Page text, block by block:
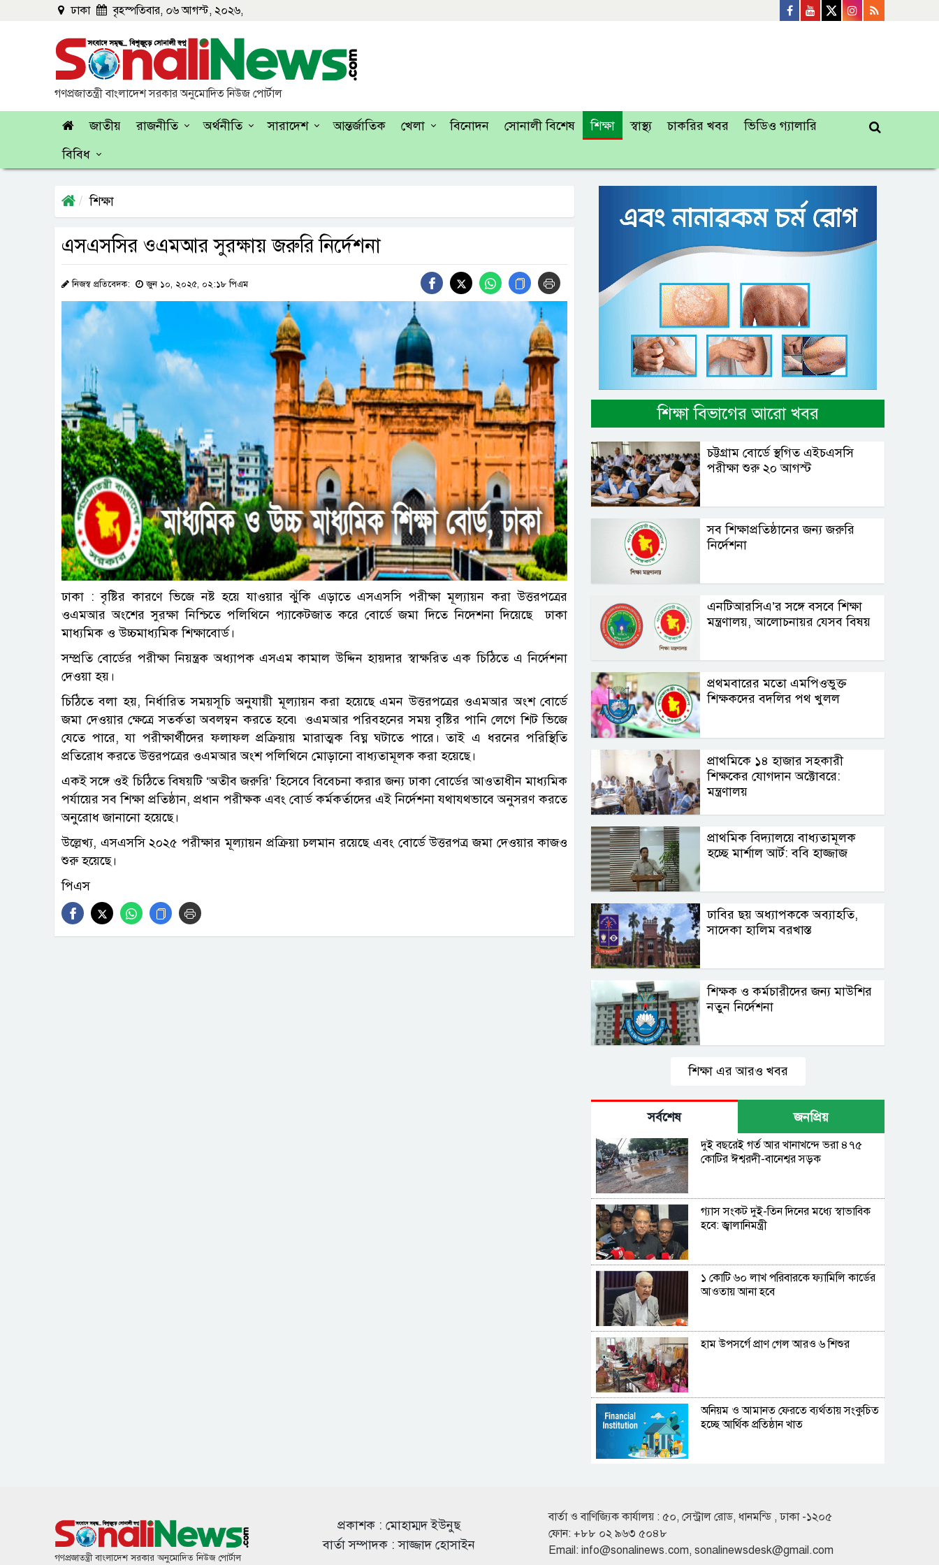
ঢাকা বৃহস্পতিবার, ০৬ আগস্ট, ২০২৬,
গণপ্রজাতন্ত্রী বাংলাদেশ সরকার অনুমোদিত নিউজ পোর্টাল
জাতীয় রাজনীতি অর্থনীতি সারাদেশ আন্তর্জাতিক খেলা বিনোদন সোনালী বিশেষ শিক্ষা স্বাস্থ্য চাকরির খবর
ভিডিও গ্যালারি
বিবিধ
শিক্ষা
এসএসসির ওএমআর সুরক্ষায় জরুরি নির্দেশনা
নিজস্ব প্রতিবেদক: জুন ১০, ২০২৫, ০২:১৮ পিএম
ঢাকা : বৃষ্টির কারণে ভিজে নষ্ট হয়ে যাওয়ার ঝুঁকি এড়াতে এসএসসি পরীক্ষা মূল্যায়ন করা উত্তরপত্রের
ওএমআর অংশের সুরক্ষা নিশ্চিতে পলিথিনে প্যাকেটজাত করে বোর্ডে জমা দিতে নিদেশনা দিয়েছে ঢাকা
মাধ্যমিক ও উচ্চমাধ্যমিক শিক্ষাবোর্ড।
সম্প্রতি বোর্ডের পরীক্ষা নিয়ন্ত্রক অধ্যাপক এসএম কামাল উদ্দিন হায়দার স্বাক্ষরিত এক চিঠিতে এ নির্দেশনা
দেওয়া হয়।
চিঠিতে বলা হয়, নির্ধারিত সময়সূচি অনুযায়ী মূল্যায়ন করা হয়েছে এমন উত্তরপত্রের ওএমআর অংশ বোর্ডে
জমা দেওয়ার ক্ষেত্রে সতর্কতা অবলম্বন করতে হবে৷ ওএমআর পরিবহনের সময় বৃষ্টির পানি লেগে শিট ভিজে
যেতে পারে, যা পরীক্ষার্থীদের ফলাফল প্রক্রিয়ায় মারাত্মক বিঘ্ন ঘটাতে পারে। তাই এ ধরনের পরিস্থিতি
প্রতিরোধ করতে উত্তরপত্রের ওএমআর অংশ পলিথিনে মোড়ানো বাধ্যতামূলক করা হয়েছে।
একই সঙ্গে ওই চিঠিতে বিষয়টি ‘অতীব জরুরি’ হিসেবে বিবেচনা করার জন্য ঢাকা বোর্ডের আওতাধীন মাধ্যমিক
পর্যায়ের সব শিক্ষা প্রতিষ্ঠান, প্রধান পরীক্ষক এবং বোর্ড কর্মকর্তাদের এই নির্দেশনা যথাযথভাবে অনুসরণ করতে
অনুরোধ জানানো হয়েছে।
উল্লেখ্য, এসএসসি ২০২৫ পরীক্ষার মূল্যায়ন প্রক্রিয়া চলমান রয়েছে এবং বোর্ডে উত্তরপত্র জমা দেওয়ার কাজও
শুরু হয়েছে।
পিএস
শিক্ষা বিভাগের আরো খবর
চট্টগ্রাম বোর্ডে স্থগিত এইচএসসি
পরীক্ষা শুরু ২০ আগস্ট
সব শিক্ষাপ্রতিষ্ঠানের জন্য জরুরি
নির্দেশনা
এনটিআরসিএ’র সঙ্গে বসবে শিক্ষা
মন্ত্রণালয়, আলোচনায়র যেসব বিষয়
প্রথমবারের মতো এমপিওভুক্ত
শিক্ষকদের বদলির পথ খুলল
প্রাথমিকে ১৪ হাজার সহকারী
শিক্ষকের যোগদান অক্টোবরে:
মন্ত্রণালয়
প্রাথমিক বিদ্যালয়ে বাধ্যতামূলক
হচ্ছে মার্শাল আর্ট: ববি হাজ্জাজ
ঢাবির ছয় অধ্যাপককে অব্যাহতি,
সাদেকা হালিম বরখাস্ত
শিক্ষক ও কর্মচারীদের জন্য মাউশির
নতুন নির্দেশনা
শিক্ষা এর আরও খবর
সর্বশেষ জনপ্রিয়
দুই বছরেই গর্ত আর খানাখন্দে ভরা ৪৭৫
কোটির ঈশ্বরদী-বানেশ্বর সড়ক
গ্যাস সংকট দুই-তিন দিনের মধ্যে স্বাভাবিক
হবে: জ্বালানিমন্ত্রী
১ কোটি ৬০ লাখ পরিবারকে ফ্যামিলি কার্ডের
আওতায় আনা হবে
হাম উপসর্গে প্রাণ গেল আরও ৬ শিশুর
অনিয়ম ও আমানত ফেরতে ব্যর্থতায় সংকুচিত
হচ্ছে আর্থিক প্রতিষ্ঠান খাত
রাষ্ট্রপতি নির্বাচনে ভোটের তারিখ ঘোষণা
গণপ্রজাতন্ত্রী বাংলাদেশ সরকার অনুমোদিত নিউজ পোর্টাল
প্রকাশক : মোহাম্মদ ইউনুছ
বার্তা সম্পাদক : সাজ্জাদ হোসাইন
বার্তা ও বাণিজ্যিক কার্যালয় : ৫০, সেন্ট্রাল রোড, ধানমন্ডি , ঢাকা -১২০৫
ফোন: +৮৮ ০২ ৯৬৩ ৫০৪৮
Email: info@sonalinews.com, sonalinewsdesk@gmail.com